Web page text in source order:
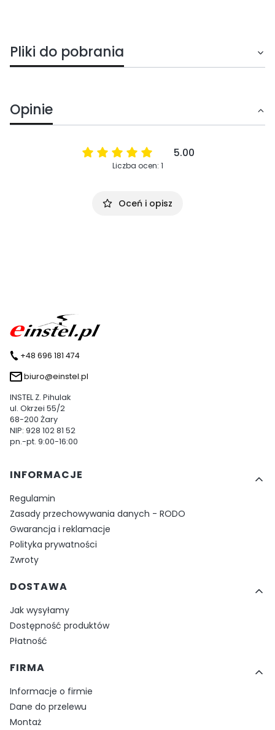
Pliki do pobrania
Opinie
5.00
Liczba ocen: 1
Oceń i opisz
+48 696 181 474
biuro@einstel.pl
INSTEL Z. Pihulak
ul. Okrzei 55/2
68-200 Żary
NIP: 928 102 81 52
pn.-pt. 9:00-16:00
Linki w stopce
INFORMACJE
Regulamin
Zasady przechowywania danych - RODO
Gwarancja i reklamacje
Polityka prywatności
Zwroty
DOSTAWA
Jak wysyłamy
Dostępność produktów
Płatność
FIRMA
Informacje o firmie
Dane do przelewu
Montaż